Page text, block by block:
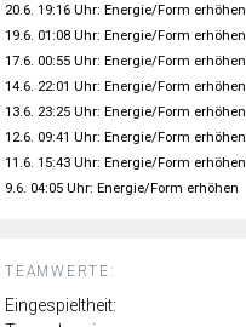
TEAMWERTE:
Eingespieltheit:
20.6. 19:16 Uhr: Energie/Form erhöhen
19.6. 01:08 Uhr: Energie/Form erhöhen
17.6. 00:55 Uhr: Energie/Form erhöhen
14.6. 22:01 Uhr: Energie/Form erhöhen
13.6. 23:25 Uhr: Energie/Form erhöhen
12.6. 09:41 Uhr: Energie/Form erhöhen
11.6. 15:43 Uhr: Energie/Form erhöhen
9.6. 04:05 Uhr: Energie/Form erhöhen